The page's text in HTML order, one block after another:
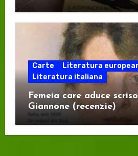
Carte
Literatura
Literatura italiana
Femeia care aduce
Giannone (recenzie)